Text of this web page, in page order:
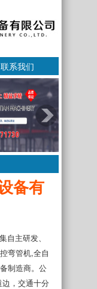
联系我们
备有
主研发、
弯管机,全自
制造商。公
，交通十分